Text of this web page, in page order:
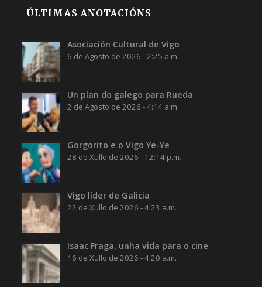
ÚLTIMAS ANOTACIÓNS
Asociación Cultural de Vigo
6 de Agosto de 2026 - 2:25 a.m.
Un plan do galego para Rueda
2 de Agosto de 2026 - 4:14 a.m.
Gorgorito e o Vigo Ye-Ye
28 de Xullo de 2026 - 12:14 p.m.
Vigo líder de Galicia
22 de Xullo de 2026 - 4:23 a.m.
Isaac Fraga, unha vida para o cine
16 de Xullo de 2026 - 4:20 a.m.